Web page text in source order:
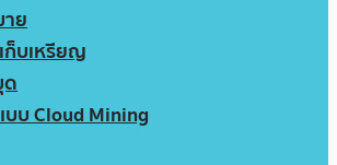
าย
ก็บเหรียญ
ด
บบ Cloud Mining